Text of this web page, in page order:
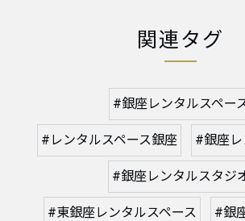
関連タグ
#銀座レンタルスペー
#レンタルスペース銀座 #銀座
#銀座レンタルスタジ
#東銀座レンタルスペース #銀